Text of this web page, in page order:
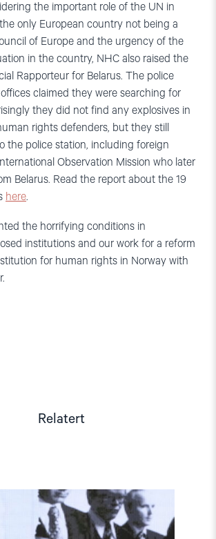
the important role of the UN in
only European country not being a
of Europe and the urgency of the
in the country, NHC also raised the
Rapporteur for Belarus. The police
claimed they were searching for
they did not find any explosives in
rights defenders, but they still
the police station, including foreign
Observation Mission who later
Belarus. Read the report about the 19
here.
the horrifying conditions in
institutions and our work for a reform
for human rights in Norway with
Relatert
Read
article
"Møt
Helsingforskomiteen